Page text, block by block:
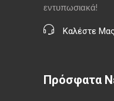
εντυπωσιακά!
Καλέστε
Πρόσφατα